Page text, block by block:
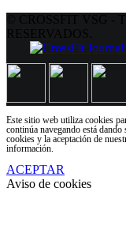
Este sitio web utiliza cookies
continúa navegando está
cookies y la aceptación de
información.
ACEPTAR
Aviso de cookies